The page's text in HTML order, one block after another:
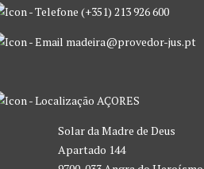
(+351) 213 926 600
madeira@provedor-jus.pt
AÇORES
Solar da Madre de Deus
Apartado 144